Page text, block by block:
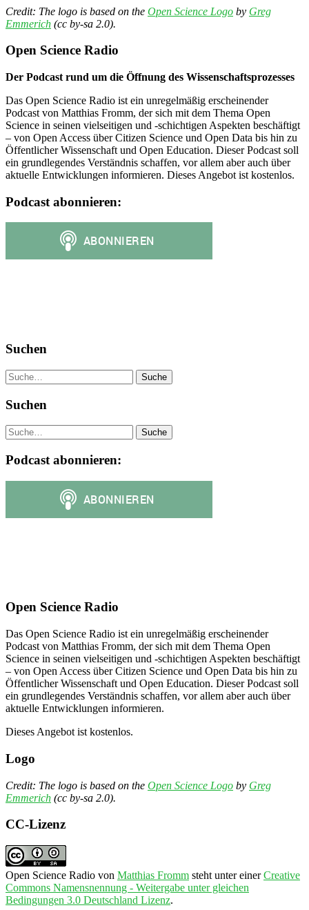
Credit: The logo is based on the Open Science Logo by Greg
Emmerich (cc by-sa 2.0).
Open Science Radio
Der Podcast rund um die Öffnung des Wissenschaftsprozesses
Das Open Science Radio ist ein unregelmäßig erscheinender
Podcast von Matthias Fromm, der sich mit dem Thema Open
Science in seinen vielseitigen und -schichtigen Aspekten beschäftigt
– von Open Access über Citizen Science und Open Data bis hin zu
Öffentlicher Wissenschaft und Open Education. Dieser Podcast soll
ein grundlegendes Verständnis schaffen, vor allem aber auch über
aktuelle Entwicklungen informieren. Dieses Angebot ist kostenlos.
Podcast abonnieren:
Suchen
Suche
Suchen
Suche
Podcast abonnieren:
Open Science Radio
Das Open Science Radio ist ein unregelmäßig erscheinender
Podcast von Matthias Fromm, der sich mit dem Thema Open
Science in seinen vielseitigen und -schichtigen Aspekten beschäftigt
– von Open Access über Citizen Science und Open Data bis hin zu
Öffentlicher Wissenschaft und Open Education. Dieser Podcast soll
ein grundlegendes Verständnis schaffen, vor allem aber auch über
aktuelle Entwicklungen informieren.
Dieses Angebot ist kostenlos.
Logo
Credit: The logo is based on the Open Science Logo by Greg
Emmerich (cc by-sa 2.0).
CC-Lizenz
Open Science Radio von Matthias Fromm steht unter einerCreative
Commons Namensnennung - Weitergabe unter gleichen
Bedingungen 3.0 Deutschland Lizenz.